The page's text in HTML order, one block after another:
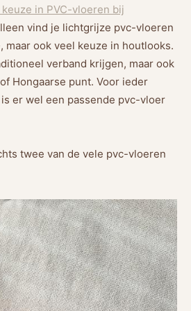
in PVC-vloeren bij
vind je lichtgrijze pvc-vloeren
maar ook veel keuze in houtlooks.
verband krijgen, maar ook
Hongaarse punt. Voor ieder
er wel een passende pvc-vloer
twee van de vele pvc-vloeren